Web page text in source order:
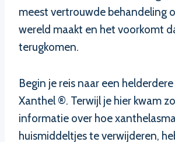
meest vertrouwde behandeling
wereld maakt en het voorkomt
terugkomen.
Begin je reis naar een
Xanthel ®. Terwijl je hier kwam
informatie over hoe
huismiddeltjes te verwijderen,